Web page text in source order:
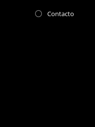
Contacto